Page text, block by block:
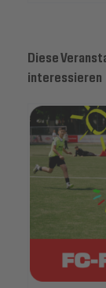
Diese
interessieren